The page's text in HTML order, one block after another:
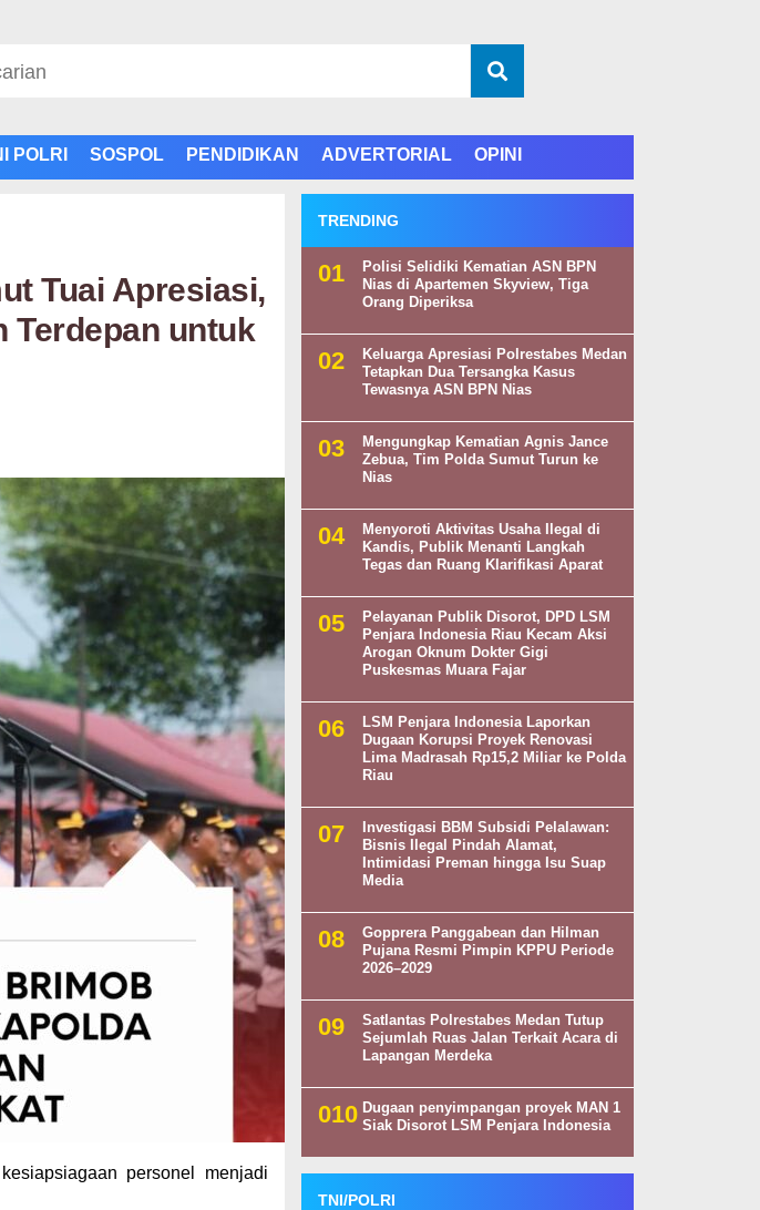
POLRI SOSPOL PENDIDIKAN ADVERTORIAL OPINI
Tuai Apresiasi,
Terdepan untuk
personel menjadi
TRENDING
Polisi Selidiki Kematian ASN BPN
Nias di Apartemen Skyview, Tiga
Orang Diperiksa
Keluarga Apresiasi Polrestabes Medan
Tetapkan Dua Tersangka Kasus
Tewasnya ASN BPN Nias
Mengungkap Kematian Agnis Jance
Zebua, Tim Polda Sumut Turun ke
Nias
Menyoroti Aktivitas Usaha Ilegal di
Kandis, Publik Menanti Langkah
Tegas dan Ruang Klarifikasi Aparat
Pelayanan Publik Disorot, DPD LSM
Penjara Indonesia Riau Kecam Aksi
Arogan Oknum Dokter Gigi
Puskesmas Muara Fajar
LSM Penjara Indonesia Laporkan
Dugaan Korupsi Proyek Renovasi
Lima Madrasah Rp15,2 Miliar ke Polda
Riau
Investigasi BBM Subsidi Pelalawan:
Bisnis Ilegal Pindah Alamat,
Intimidasi Preman hingga Isu Suap
Media
Gopprera Panggabean dan Hilman
Pujana Resmi Pimpin KPPU Periode
2026–2029
Satlantas Polrestabes Medan Tutup
Sejumlah Ruas Jalan Terkait Acara di
Lapangan Merdeka
Dugaan penyimpangan proyek MAN 1
Siak Disorot LSM Penjara Indonesia
TNI/POLRI